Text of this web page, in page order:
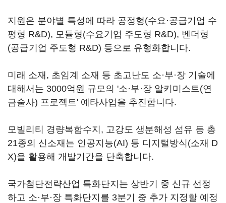
지원은 분야별 특성에 따라 공정형(수요·공급기업 수
평형 R&D), 모듈형(수요기업 주도형 R&D), 벤더형
(공급기업 주도형 R&D) 등으로 유형화합니다.
미래 소재, 초임계 소재 등 초고난도 소·부·장 기술에
대해서는 3000억원 규모의 '소·부·장 알키미스트(연
금술사) 프로젝트' 예타사업을 추진합니다.
모빌리티 경량복합수지, 고강도 생분해성 섬유 등 총
21종의 신소재는 인공지능(AI) 등 디지털방식(소재 D
X)을 활용해 개발기간을 단축합니다.
국가첨단전략산업 특화단지는 상반기 중 신규 선정
하고 소·부·장 특화단지를 3분기 중 추가 지정할 예정